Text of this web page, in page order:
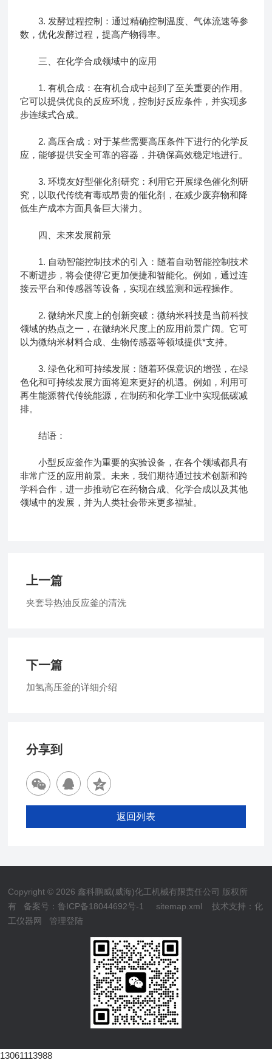
3. 发酵过程控制：通过精确控制温度、气体流速等参
数，优化发酵过程，提高产物得率。
三、在化学合成领域中的应用
1. 有机合成：在有机合成中起到了至关重要的作用。
它可以提供优良的反应环境，控制好反应条件，并实现多
步连续式合成。
2. 高压合成：对于某些需要高压条件下进行的化学反
应，能够提供安全可靠的容器，并确保高效稳定地进行。
3. 环境友好型催化剂研究：利用它开展绿色催化剂研
究，以取代传统有毒或昂贵的催化剂，在减少废弃物和降
低生产成本方面具备巨大潜力。
四、未来发展前景
1. 自动智能控制技术的引入：随着自动智能控制技术
不断进步，将会使得它更加便捷和智能化。例如，通过连
接云平台和传感器等设备，实现在线监测和远程操作。
2. 微纳米尺度上的创新突破：微纳米科技是当前科技
领域的热点之一，在微纳米尺度上的应用前景广阔。它可
以为微纳米材料合成、生物传感器等领域提供*支持。
3. 绿色化和可持续发展：随着环保意识的增强，在绿
色化和可持续发展方面将迎来更好的机遇。例如，利用可
再生能源替代传统能源，在制药和化学工业中实现低碳减
排。
结语：
小型反应釜作为重要的实验设备，在各个领域都具有
非常广泛的应用前景。未来，我们期待通过技术创新和跨
学科合作，进一步推动它在药物合成、化学合成以及其他
领域中的发展，并为人类社会带来更多福祉。
上一篇
夹套导热油反应釜的清洗
下一篇
加氢高压釜的详细介绍
分享到
返回列表
Copyright © 2026 鑫科鹏威(威海)化工机械有限责任公司 版权所
有 备案号：鲁ICP备18044692号-1 sitemap.xml 技术支持：化
工仪器网
管理登陆
13061113988